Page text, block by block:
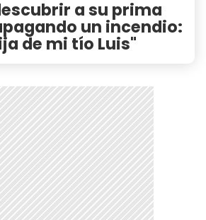
a su prima
un incendio:
de mi tío Luis"